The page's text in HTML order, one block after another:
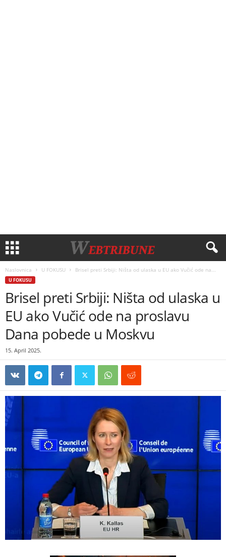
Naslovnica U FOKUSU Brisel preti Srbiji: Ništa od ulaska u EU ako Vučić ode na...
U FOKUSU
Brisel preti Srbiji: Ništa od ulaska u
EU ako Vučić ode na proslavu
Dana pobede u Moskvu
15. April 2025.